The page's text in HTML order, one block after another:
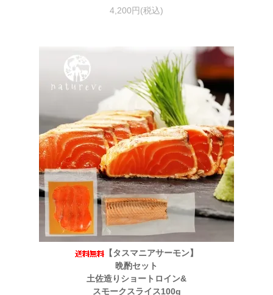
4,200円(税込)
【タスマニアサーモン】
晩酌セット
土佐造りショートロイン&
スモークスライス100g